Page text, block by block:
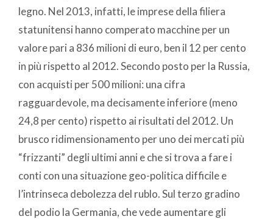
legno. Nel 2013, infatti, le imprese della filiera
statunitensi hanno comperato macchine per un
valore pari a 836 milioni di euro, ben il 12 per cento
in più rispetto al 2012. Secondo posto per la Russia,
con acquisti per 500 milioni: una cifra
ragguardevole, ma decisamente inferiore (meno
24,8 per cento) rispetto ai risultati del 2012. Un
brusco ridimensionamento per uno dei mercati più
“frizzanti” degli ultimi anni e che si trova a fare i
conti con una situazione geo-politica difficile e
l’intrinseca debolezza del rublo. Sul terzo gradino
del podio la Germania, che vede aumentare gli